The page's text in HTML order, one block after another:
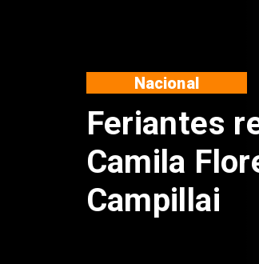
Proyecto
el 17 de
Patrias
Nacional